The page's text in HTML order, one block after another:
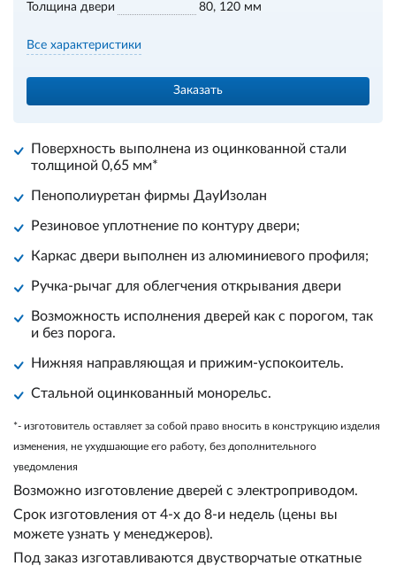
Толщина двери
80, 120 мм
Все характеристики
Заказать
Поверхность выполнена из оцинкованной стали
толщиной 0,65 мм*
Пенополиуретан фирмы ДауИзолан
Резиновое уплотнение по контуру двери;
Каркас двери выполнен из алюминиевого профиля;
Ручка-рычаг для облегчения открывания двери
Возможность исполнения дверей как с порогом, так
и без порога.
Нижняя направляющая и прижим-успокоитель.
Стальной оцинкованный монорельс.
*- изготовитель оставляет за собой право вносить в конструкцию изделия
изменения, не ухудшающие его работу, без дополнительного
уведомления
Возможно изготовление дверей с электроприводом.
Срок изготовления от 4-х до 8-и недель (цены вы
можете узнать у менеджеров).
Под заказ изготавливаются двустворчатые откатные